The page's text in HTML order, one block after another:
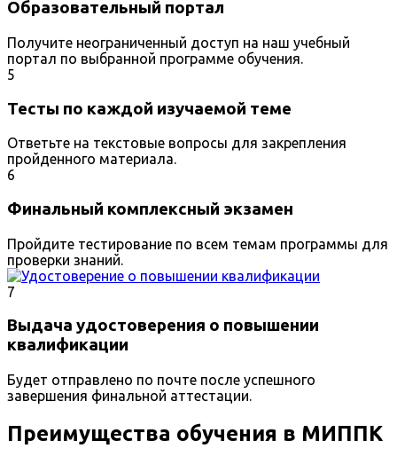
Образовательный портал
Получите неограниченный доступ на наш учебный
портал по выбранной программе обучения.
5
Тесты по каждой изучаемой теме
Ответьте на текстовые вопросы для закрепления
пройденного материала.
6
Финальный комплексный экзамен
Пройдите тестирование по всем темам программы для
проверки знаний.
7
Выдача удостоверения о повышении
квалификации
Будет отправлено по почте после успешного
завершения финальной аттестации.
Преимущества обучения в МИППК